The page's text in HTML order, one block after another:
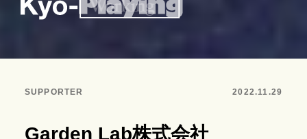
SUPPORTER 2022.11.29
Garden Lab株式会社